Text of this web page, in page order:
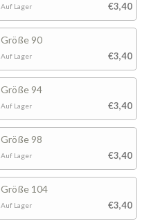
€3,40
Auf Lager
Größe 90
€3,40
Auf Lager
Größe 94
€3,40
Auf Lager
Größe 98
€3,40
Auf Lager
Größe 104
€3,40
Auf Lager